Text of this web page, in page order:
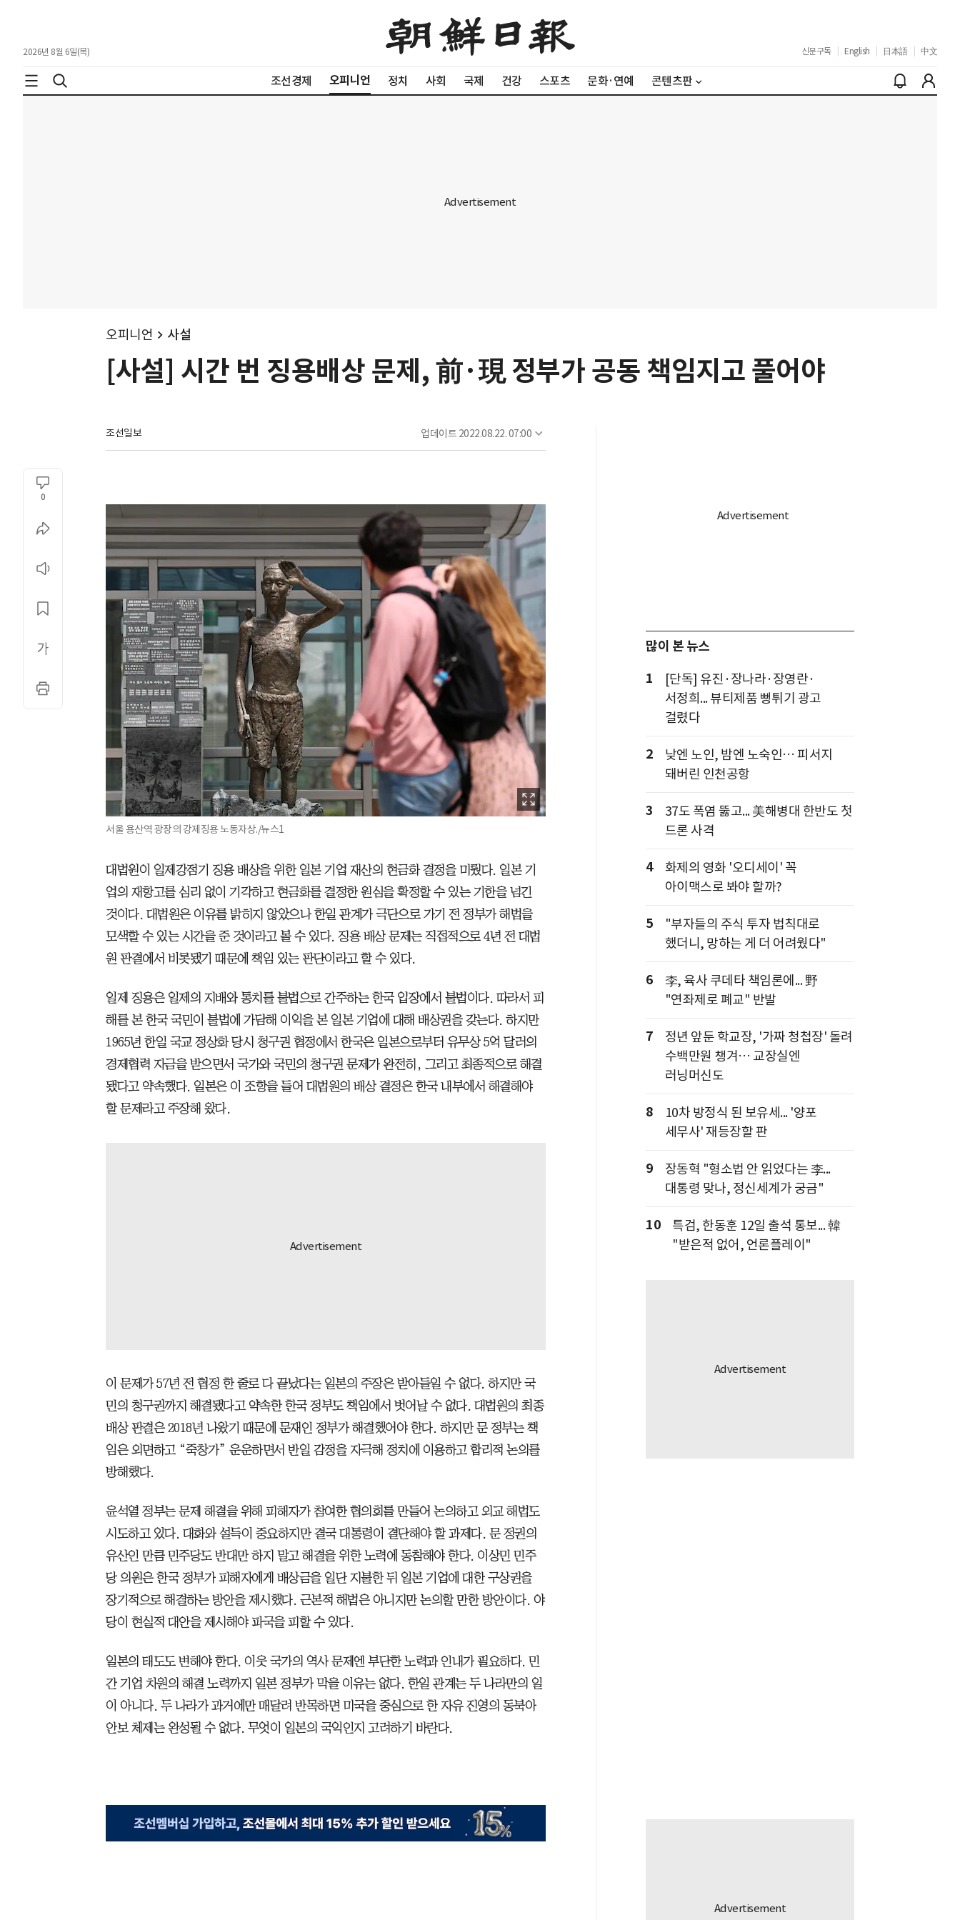
2026년 8월 6일(목) 신문구독 English 日本語 中文
조선경제 오피니언 정치 사회 국제 건강 스포츠 문화·연예 콘텐츠판
오피니언 사설
[사설] 시간 번 징용배상 문제, 前·現 정부가 공동 책임지고 풀어야
조선일보 업데이트 2022.08.22. 07:00
0
서울 용산역 광장의 강제징용 노동자상./뉴스1
대법원이 일제강점기 징용 배상을 위한 일본 기업 재산의 현금화 결정을 미뤘다. 일본 기
업의 재항고를 심리 없이 기각하고 현금화를 결정한 원심을 확정할 수 있는 기한을 넘긴
것이다. 대법원은 이유를 밝히지 않았으나 한일 관계가 극단으로 가기 전 정부가 해법을
모색할 수 있는 시간을 준 것이라고 볼 수 있다. 징용 배상 문제는 직접적으로 4년 전 대법
원 판결에서 비롯됐기 때문에 책임 있는 판단이라고 할 수 있다.
일제 징용은 일제의 지배와 통치를 불법으로 간주하는 한국 입장에서 불법이다. 따라서 피
해를 본 한국 국민이 불법에 가담해 이익을 본 일본 기업에 대해 배상권을 갖는다. 하지만
1965년 한일 국교 정상화 당시 청구권 협정에서 한국은 일본으로부터 유무상 5억 달러의
경제협력 자금을 받으면서 국가와 국민의 청구권 문제가 완전히, 그리고 최종적으로 해결
됐다고 약속했다. 일본은 이 조항을 들어 대법원의 배상 결정은 한국 내부에서 해결해야
할 문제라고 주장해 왔다.
이 문제가 57년 전 협정 한 줄로 다 끝났다는 일본의 주장은 받아들일 수 없다. 하지만 국
민의 청구권까지 해결됐다고 약속한 한국 정부도 책임에서 벗어날 수 없다. 대법원의 최종
배상 판결은 2018년 나왔기 때문에 문재인 정부가 해결했어야 한다. 하지만 문 정부는 책
임은 외면하고 “죽창가” 운운하면서 반일 감정을 자극해 정치에 이용하고 합리적 논의를
방해했다.
윤석열 정부는 문제 해결을 위해 피해자가 참여한 협의회를 만들어 논의하고 외교 해법도
시도하고 있다. 대화와 설득이 중요하지만 결국 대통령이 결단해야 할 과제다. 문 정권의
유산인 만큼 민주당도 반대만 하지 말고 해결을 위한 노력에 동참해야 한다. 이상민 민주
당 의원은 한국 정부가 피해자에게 배상금을 일단 지불한 뒤 일본 기업에 대한 구상권을
장기적으로 해결하는 방안을 제시했다. 근본적 해법은 아니지만 논의할 만한 방안이다. 야
당이 현실적 대안을 제시해야 파국을 피할 수 있다.
일본의 태도도 변해야 한다. 이웃 국가의 역사 문제엔 부단한 노력과 인내가 필요하다. 민
간 기업 차원의 해결 노력까지 일본 정부가 막을 이유는 없다. 한일 관계는 두 나라만의 일
이 아니다. 두 나라가 과거에만 매달려 반목하면 미국을 중심으로 한 자유 진영의 동북아
안보 체제는 완성될 수 없다. 무엇이 일본의 국익인지 고려하기 바란다.
많이 본 뉴스
1
[단독] 유진·장나라·장영란·
서정희... 뷰티제품 뻥튀기 광고
걸렸다
2
낮엔 노인, 밤엔 노숙인… 피서지
돼버린 인천공항
3
37도 폭염 뚫고... 美해병대 한반도 첫
드론 사격
4
화제의 영화 '오디세이' 꼭
아이맥스로 봐야 할까?
5
"부자들의 주식 투자 법칙대로
했더니, 망하는 게 더 어려웠다"
6
李, 육사 쿠데타 책임론에... 野
"연좌제로 폐교" 반발
7
정년 앞둔 학교장, '가짜 청첩장' 돌려
수백만원 챙겨… 교장실엔
러닝머신도
8
10차 방정식 된 보유세... '양포
세무사' 재등장할 판
9
장동혁 "형소법 안 읽었다는 李...
대통령 맞나, 정신세계가 궁금"
10
특검, 한동훈 12일 출석 통보... 韓
"받은적 없어, 언론플레이"